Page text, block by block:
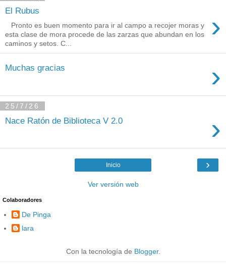
El Rubus ›
Pronto es buen momento para ir al campo a recojer moras y
esta clase de mora procede de las zarzas que abundan en los
caminos y setos. C...
Muchas gracias ›
25/7/26
Nace Ratón de Biblioteca V 2.0 ›
›
Inicio
Ver versión web
Colaboradores
De Pinga
lara
Con la tecnología de Blogger.